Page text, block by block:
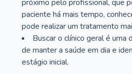
próximo pelo profissional, que
paciente há mais tempo,
pode realizar um tratamento
Buscar o clínico geral é uma
de manter a saúde em dia e
estágio inicial.